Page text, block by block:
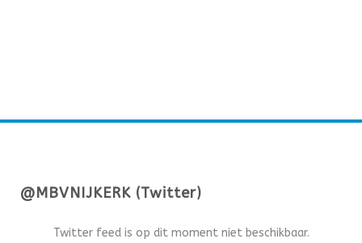
@MBVNIJKERK (Twitter)
Twitter feed is op dit moment niet beschikbaar.